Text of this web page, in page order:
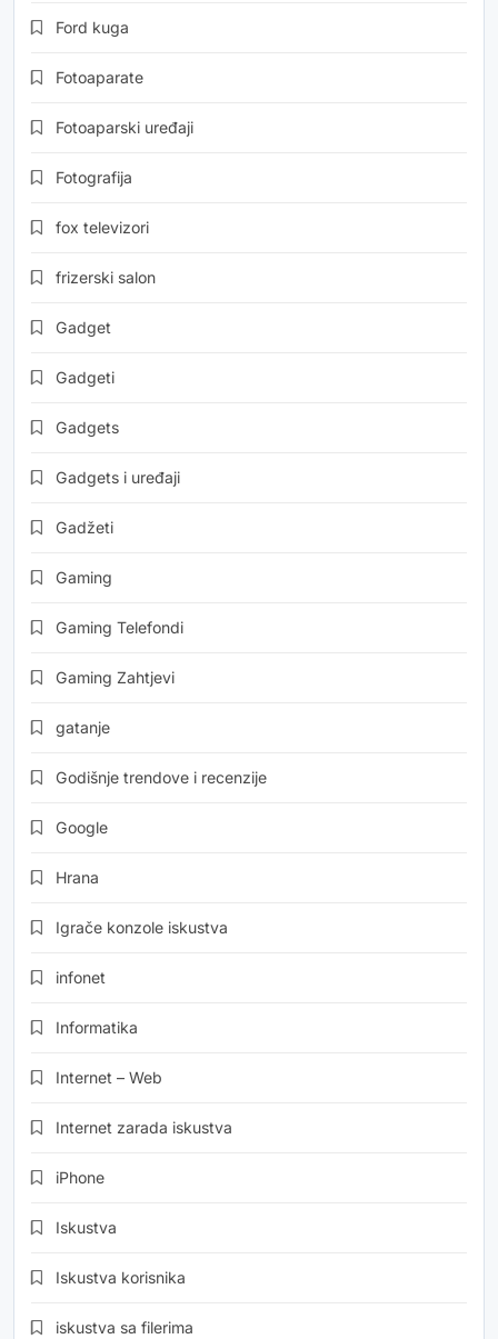
Ford kuga
Fotoaparate
Fotoaparski uređaji
Fotografija
fox televizori
frizerski salon
Gadget
Gadgeti
Gadgets
Gadgets i uređaji
Gadžeti
Gaming
Gaming Telefondi
Gaming Zahtjevi
gatanje
Godišnje trendove i recenzije
Google
Hrana
Igrače konzole iskustva
infonet
Informatika
Internet – Web
Internet zarada iskustva
iPhone
Iskustva
Iskustva korisnika
iskustva sa filerima